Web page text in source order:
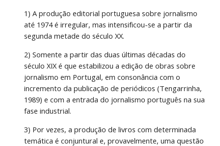
1) A produção editorial portuguesa sobre jornalismo
até 1974 é irregular, mas intensificou-se a partir da
segunda metade do século XX.
2) Somente a partir das duas últimas décadas do
século XIX é que estabilizou a edição de obras sobre
jornalismo em Portugal, em consonância com o
incremento da publicação de periódicos (Tengarrinha,
1989) e com a entrada do jornalismo português na sua
fase industrial.
3) Por vezes, a produção de livros com determinada
temática é conjuntural e, provavelmente, uma questão